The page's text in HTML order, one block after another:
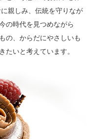
親しみ、伝統を守りなが
の時代を見つめながら
の、からだにやさしいも
いと考えています。